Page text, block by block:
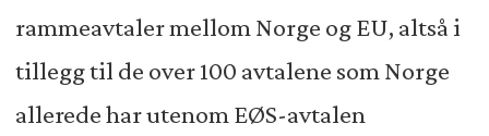
rammeavtaler mellom Norge og EU, altså i
tillegg til de over 100 avtalene som Norge
allerede har utenom EØS-avtalen